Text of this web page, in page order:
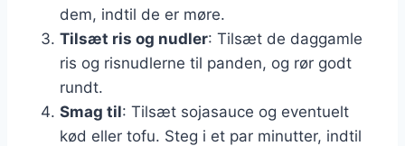
dem, indtil de er møre.
Tilsæt ris og nudler: Tilsæt de daggamle
ris og risnudlerne til panden, og rør godt
rundt.
Smag til: Tilsæt sojasauce og eventuelt
kød eller tofu. Steg i et par minutter, indtil